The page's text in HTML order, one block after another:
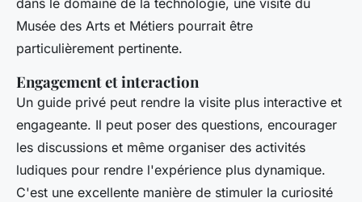
dans le domaine de la technologie, une visite du
Musée des Arts et Métiers pourrait être
particulièrement pertinente.
Engagement et interaction
Un guide privé peut rendre la visite plus interactive et
engageante. Il peut poser des questions, encourager
les discussions et même organiser des activités
ludiques pour rendre l'expérience plus dynamique.
C'est une excellente manière de stimuler la curiosité